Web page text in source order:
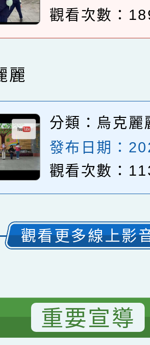
觀看次數：
麗
分類： 烏克麗
發布日期：
觀看次數：
觀看更多線上影
重要宣導